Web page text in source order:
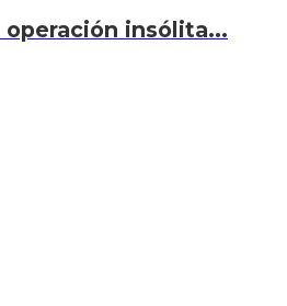
insólita...